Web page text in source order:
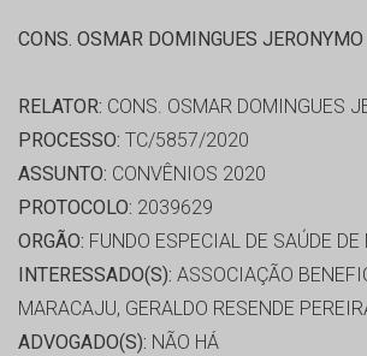
CONS. OSMAR DOMINGUES JERONYMO
RELATOR: CONS. OSMAR DOMINGUES
PROCESSO: TC/5857/2020
ASSUNTO: CONVÊNIOS 2020
PROTOCOLO: 2039629
ORGÃO: FUNDO ESPECIAL DE SAÚDE DE
INTERESSADO(S): ASSOCIAÇÃO
MARACAJU, GERALDO RESENDE
ADVOGADO(S): NÃO HÁ